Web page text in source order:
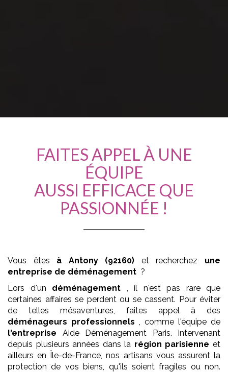
FAITES APPEL À UNE
ÉQUIPE
AUSSI EFFICACE QUE
PASSIONNÉE !
Vous êtes à Antony (92160) et recherchez une
entreprise de déménagement ?
Lors d'un déménagement , il n'est pas rare que
certaines affaires se perdent ou se cassent. Pour éviter
de telles mésaventures, faites appel à des
déménageurs professionnels , comme l'équipe de
l'entreprise Aide Déménagement Paris. Intervenant
depuis plusieurs années dans la région parisienne et
ailleurs en Île-de-France, nos artisans vous assurent la
protection de vos biens, qu'ils soient fragiles ou non.